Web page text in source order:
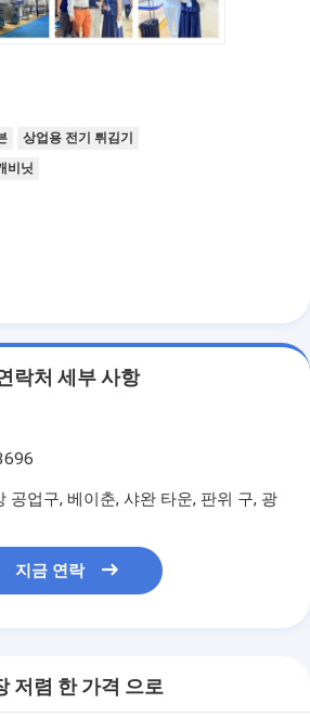
상업용 전기 튀김기
비닛
락처 세부 사항
공업구, 베이춘, 샤완 타운, 판위 구, 광
지금 연락
저렴 한 가격 으로